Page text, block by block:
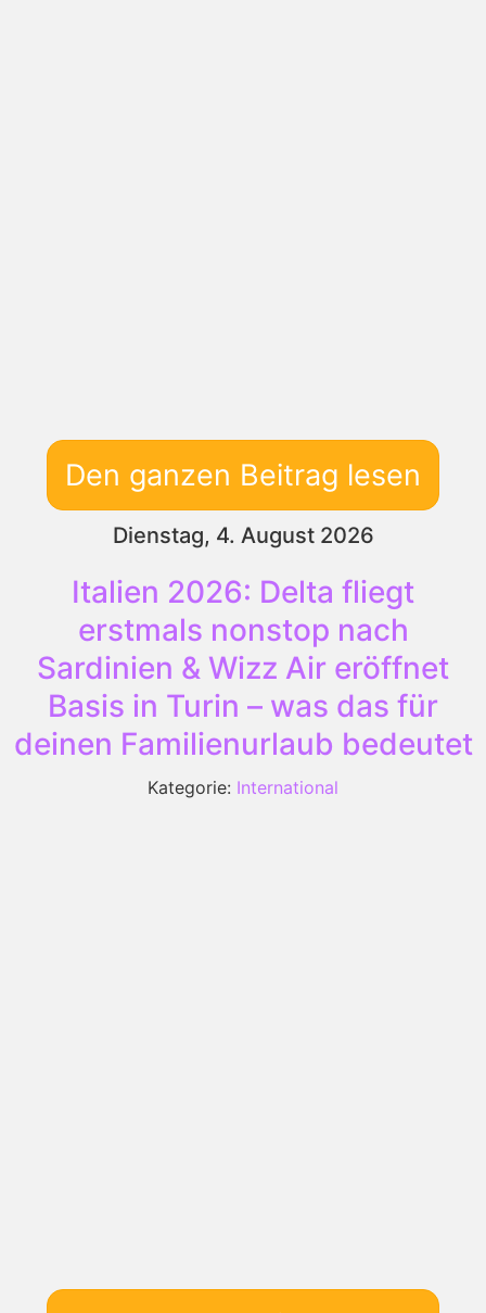
Den ganzen Beitrag lesen
Dienstag, 4. August 2026
Italien 2026: Delta fliegt
erstmals nonstop nach
Sardinien & Wizz Air eröffnet
Basis in Turin – was das für
deinen Familienurlaub bedeutet
Kategorie: International